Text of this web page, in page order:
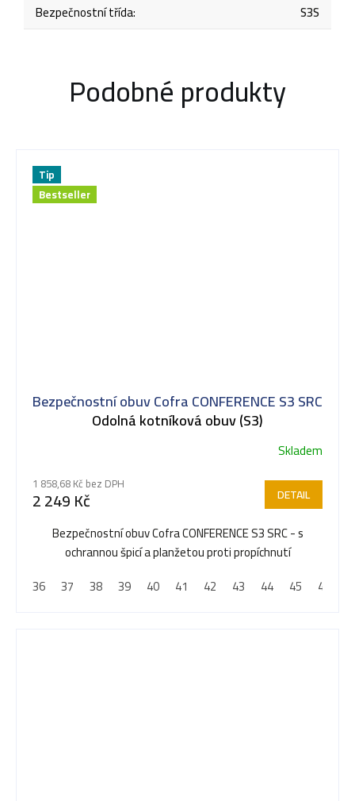
Bezpečnostní třída: S3S
Podobné produkty
Tip
Bestseller
Bezpečnostní obuv Cofra CONFERENCE S3 SRC
Odolná kotníková obuv (S3)
produktu
je
hvězdiček.
Skladem
1 858,68 Kč bez DPH
2 249 Kč DETAIL
Bezpečnostní obuv Cofra CONFERENCE S3 SRC - s
ochrannou špicí a planžetou proti propíchnutí
36
37 38 39 40 41 42 43 44 45 46